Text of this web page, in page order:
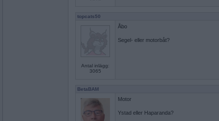
topcats50
Antal inlägg:
3065
Åbo
Segel- eller motorbåt?
BetaBAM
Motor
Ystad eller Haparanda?